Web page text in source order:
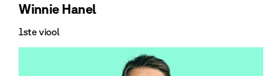
Winnie Hanel
1ste viool